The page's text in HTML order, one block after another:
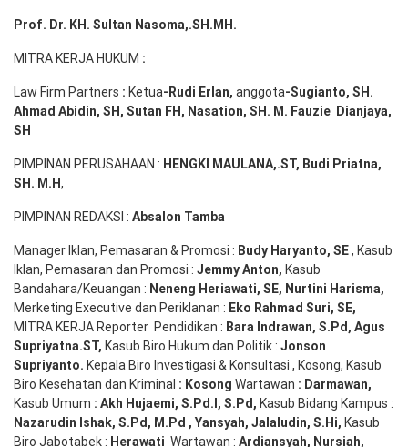
Prof. Dr. KH. Sultan Nasoma,.SH.MH.
MITRA KERJA HUKUM :
Law Firm Partners : Ketua-Rudi Erlan, anggota-Sugianto, SH.
Ahmad Abidin, SH, Sutan FH, Nasation, SH. M. Fauzie Dianjaya,
SH
PIMPINAN PERUSAHAAN : HENGKI MAULANA,.ST, Budi Priatna,
SH . M.H,
PIMPINAN REDAKSI : Absalon Tamba
Manager Iklan, Pemasaran & Promosi : Budy Haryanto, SE, Kasub
Iklan, Pemasaran dan Promosi : Jemmy Anton, Kasub
Bandahara/Keuangan : Neneng Heriawati, SE, Nurtini Harisma,
Merketing Executive dan Periklanan : Eko Rahmad Suri, SE,
MITRA KERJA Reporter Pendidikan : Bara Indrawan, S.Pd , Agus
Supriyatna.ST, Kasub Biro Hukum dan Politik : Jonson
Supriyanto. Kepala Biro Investigasi & Konsultasi , Kosong, Kasub
Biro Kesehatan dan Kriminal : Kosong Wartawan : Darmawan,
Kasub Umum : Akh Hujaemi, S.Pd.I, S.Pd , Kasub Bidang Kampus :
Nazarudin Ishak, S.Pd , M.Pd , Yansyah, Jalaludin, S.Hi, Kasub
Biro Jabotabek : Herawati Wartawan : Ardiansyah, Nursiah,